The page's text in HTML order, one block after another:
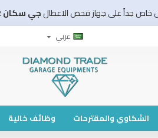
خاص جداً على جهاز فحص الاعطالجي سكان 2
عربي
الشكاوي والمقترحات وظائف خالية